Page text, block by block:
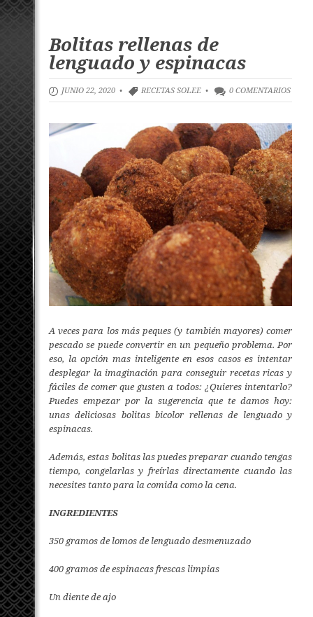
Bolitas rellenas de
lenguado y espinacas
JUNIO 22, 2020 • RECETAS SOLEE • 0 COMENTARIOS
A veces para los más peques (y también mayores) comer
pescado se puede convertir en un pequeño problema. Por
eso, la opción mas inteligente en esos casos es intentar
desplegar la imaginación para conseguir recetas ricas y
fáciles de comer que gusten a todos: ¿Quieres intentarlo?
Puedes empezar por la sugerencia que te damos hoy:
unas deliciosas bolitas bicolor rellenas de lenguado y
espinacas.
Además, estas bolitas las puedes preparar cuando tengas
tiempo, congelarlas y freírlas directamente cuando las
necesites tanto para la comida como la cena.
INGREDIENTES
350 gramos de lomos de lenguado desmenuzado
400 gramos de espinacas frescas limpias
Un diente de ajo